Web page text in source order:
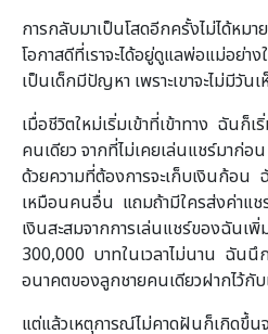
การกลับมาเป็นโสดอีกครั้งไม่ได้หมา
โอกาสดีที่เราจะได้อยู่ดูแลพ่อแม่อย่า
เป็นเด็กมีปัญหา เพราะเขาจะไม่มีวั
เมื่อชีวิตใหม่เริ่มเข้าที่เข้าทาง ฉันก็
คนเดียว จากที่ไม่เคยเล่นแชร์มาก่
ด้วยความที่ต้องการจะเก็บเงินก้อน
เหมือนคนอื่น แถมถ้ามีใครส่งค่าแช
เงินสะสมจากการเล่นแชร์ของฉันเ
300,000 บาทในเวลาไม่นาน ฉันนึ
อนาคตของลูกชายคนเดียวฝากไว้กั
แต่แล้วเหตุการณ์ไม่คาดฝันก็เกิดขึ้น